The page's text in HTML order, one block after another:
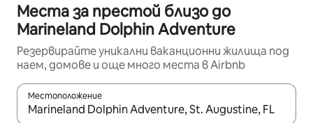
Места за престой близо до
Marineland Dolphin Adventure
Резервирайте уникални ваканционни жилища под
наем, домове и още много места в Airbnb
Местоположение
Когато резултатите се покажат, използвайте